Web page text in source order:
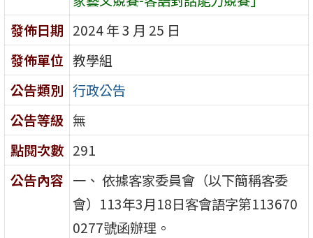
發佈日期 2024 年 3 月 25 日
發佈單位 教學組
公告類別 行政公告
公告等級 無
點閱次數 291
公告內容 一、 依據客家委員會（以下簡稱客委
會）113年3月18日客會語字第113670
0277號函辦理。